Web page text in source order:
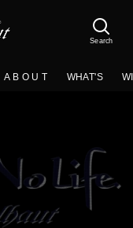
Search
A B O U T WHAT'S